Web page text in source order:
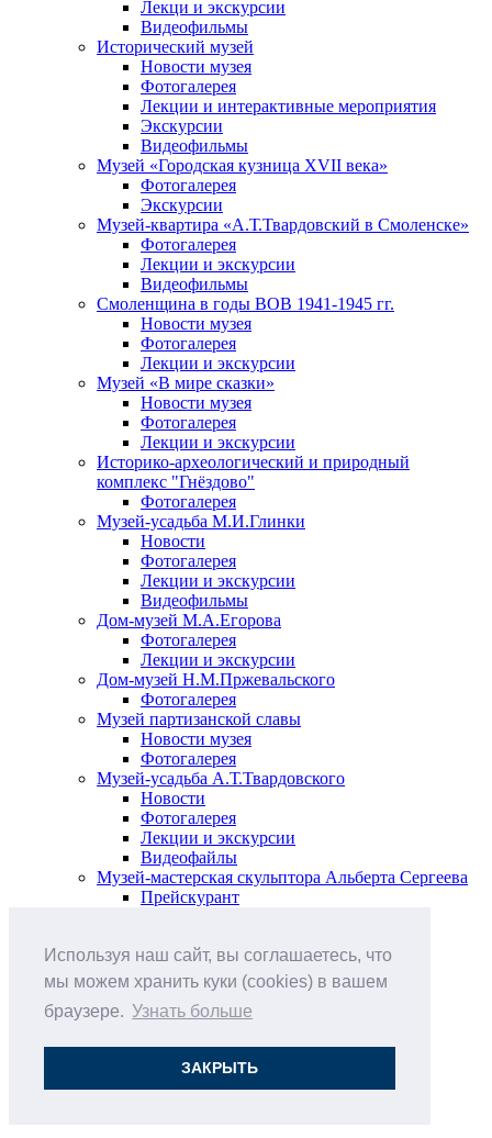
Используя наш сайт, вы соглашаетесь, что
мы можем хранить куки (cookies) в вашем
браузере. Узнать больше
ЗАКРЫТЬ
Лекци и экскурсии
Видеофильмы
Исторический музей
Новости музея
Фотогалерея
Лекции и интерактивные мероприятия
Экскурсии
Видеофильмы
Музей «Городская кузница XVII века»
Фотогалерея
Экскурсии
Музей-квартира «А.Т.Твардовский в Смоленске»
Фотогалерея
Лекции и экскурсии
Видеофильмы
Смоленщина в годы ВОВ 1941-1945 гг.
Новости музея
Фотогалерея
Лекции и экскурсии
Музей «В мире сказки»
Новости музея
Фотогалерея
Лекции и экскурсии
Историко-археологический и природный
комплекс "Гнёздово"
Фотогалерея
Музей-усадьба М.И.Глинки
Новости
Фотогалерея
Лекции и экскурсии
Видеофильмы
Дом-музей М.А.Егорова
Фотогалерея
Лекции и экскурсии
Дом-музей Н.М.Пржевальского
Фотогалерея
Музей партизанской славы
Новости музея
Фотогалерея
Музей-усадьба А.Т.Твардовского
Новости
Фотогалерея
Лекции и экскурсии
Видеофайлы
Музей-мастерская скульптора Альберта Сергеева
Прейскурант
Анонс мероприятий
Виртуальные выставки
О музее
Друзья музея
Наши цены